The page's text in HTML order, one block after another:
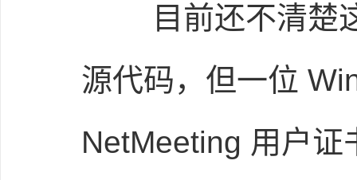
目前还不清楚这
源代码，但一位
NetMeeting 用户证